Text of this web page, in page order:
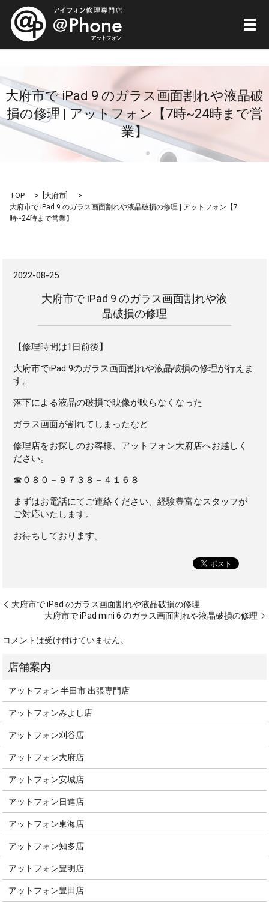
メ
大府市で iPad 9 のガラス画面割れや液晶破
損の修理 | アットフォン【7時~24時まで営
業】
TOP 大府市
大府市で iPad 9 のガラス画面割れや液晶破損の修理 | アットフォン【7
時~24時まで営業】
2022-08-25
大府市で iPad 9 のガラス画面割れや液
晶破損の修理
【修理時間は1日前後】
大府市でiPad 9のガラス画面割れや液晶破損の修理が行えま
す。
落下による液晶の破損で映像が映らなくなった
ガラス画面が割れてしまったなど
修理店をお探しのお客様、アットフォン大府店へお越しく
ださい。
☎０８０－９７３８－４１６８
まずはお電話にてご連絡ください、経験豊富なスタッフが
ご対応いたします。
お待ちしております。
大府市で iPad のガラス画面割れや液晶破損の修理
大府市で iPad mini 6 のガラス画面割れや液晶破損の修理
コメントは受け付けていません。
アットフォン 半田市 出張専門店
アットフォンみよし店
アットフォン刈谷店
アットフォン大府店
アットフォン安城店
アットフォン日進店
アットフォン東海店
アットフォン知多店
アットフォン豊明店
アットフォン豊田店